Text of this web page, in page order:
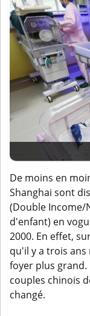
De moins en
Shanghai sont
(Double Income/
d'enfant) en
2000. En effet,
qu'il y a trois
foyer plus grand.
couples chinois
changé.